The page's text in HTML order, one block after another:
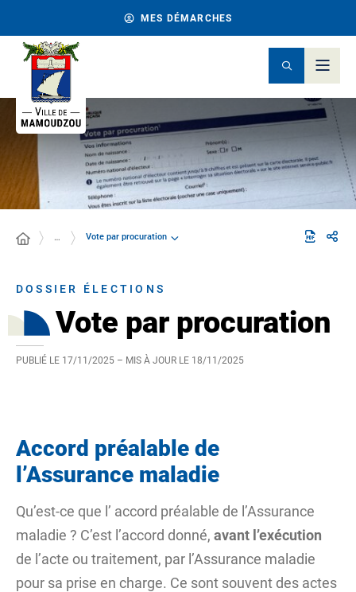
MES DÉMARCHES
… Vote par procuration
DOSSIER ÉLECTIONS
Vote par procuration
PUBLIÉ LE 17/11/2025 – MIS À JOUR LE 18/11/2025
Accord préalable de
l’Assurance maladie
Qu’est-ce que l’ accord préalable de l’Assurance
maladie ? C’est l’accord donné, avant l’exécution
de l’acte ou traitement, par l’Assurance maladie
pour sa prise en charge. Ce sont souvent des actes